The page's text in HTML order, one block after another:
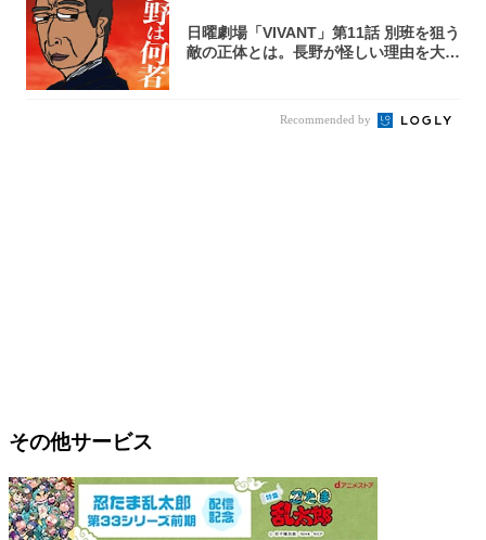
日曜劇場「VIVANT」第11話 別班を狙う
敵の正体とは。長野が怪しい理由を大
Recommended by
その他サービス